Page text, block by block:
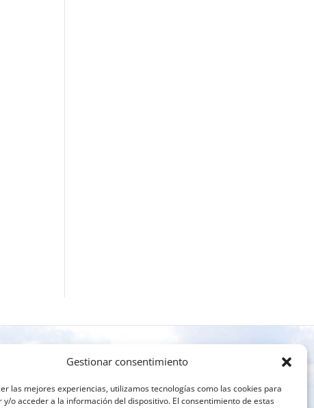
Gestionar consentimiento
las mejores experiencias, utilizamos tecnologías como las cookies para
y/o acceder a la información del dispositivo. El consentimiento de estas